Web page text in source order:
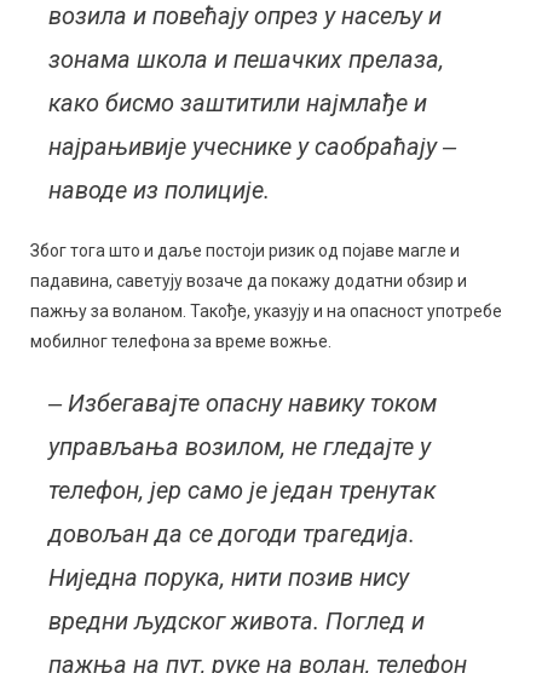
возила и повећају опрез у насељу и
зонама школа и пешачких прелаза,
како бисмо заштитили најмлађе и
најрањивије учеснике у саобраћају ‒
наводе из полиције.
Због тога што и даље постоји ризик од појаве магле и
падавина, саветују возаче да покажу додатни обзир и
пажњу за воланом. Такође, указују и на опасност употребе
мобилног телефона за време вожње.
‒ Избегавајте опасну навику током
управљања возилом, не гледајте у
телефон, јер само је један тренутак
довољан да се догоди трагедија.
Ниједна порука, нити позив нису
вредни људског живота. Поглед и
пажња на пут, руке на волан, телефон